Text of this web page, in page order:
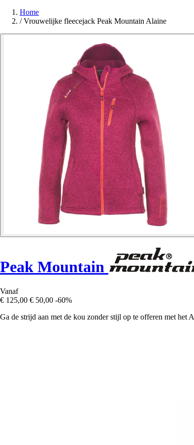
Home
/ Vrouwelijke fleecejack Peak Mountain Alaine
Peak Mountain
Vanaf
€ 125,00 € 50,00 -60%
Ga de strijd aan met de kou zonder stijl op te offeren met